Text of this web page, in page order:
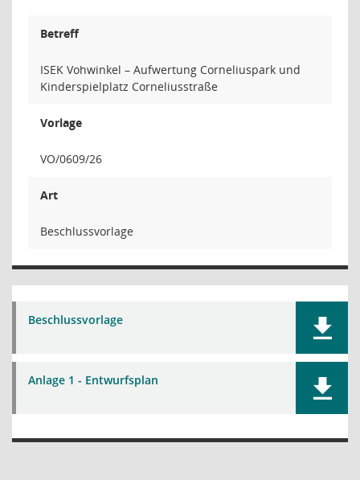
Betreff
ISEK Vohwinkel – Aufwertung Corneliuspark und
Kinderspielplatz Corneliusstraße
Vorlage
VO/0609/26
Art
Beschlussvorlage
Beschlussvorlage
Anlage 1 - Entwurfsplan